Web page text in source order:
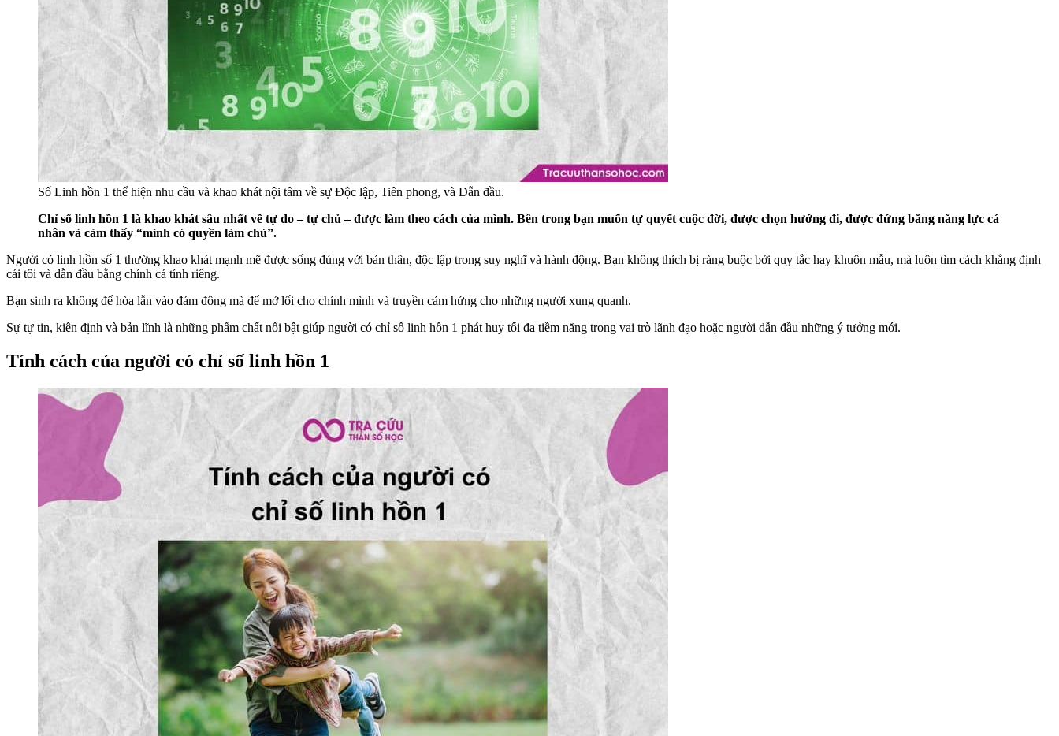
Số Linh hồn 1 thể hiện nhu cầu và khao khát nội tâm về sự Độc lập, Tiên phong, và Dẫn đầu.
Chỉ số linh hồn 1 là khao khát sâu nhất về tự do – tự chủ – được làm theo cách của mình. Bên trong bạn muốn tự quyết cuộc đời, được chọn hướng đi, được đứng bằng năng lực cá
nhân và cảm thấy “mình có quyền làm chủ”.
Người có linh hồn số 1 thường khao khát mạnh mẽ được sống đúng với bản thân, độc lập trong suy nghĩ và hành động. Bạn không thích bị ràng buộc bởi quy tắc hay khuôn mẫu, mà luôn tìm cách khẳng định
cái tôi và dẫn đầu bằng chính cá tính riêng.
Bạn sinh ra không để hòa lẫn vào đám đông mà để mở lối cho chính mình và truyền cảm hứng cho những người xung quanh.
Sự tự tin, kiên định và bản lĩnh là những phẩm chất nổi bật giúp người có chỉ số linh hồn 1 phát huy tối đa tiềm năng trong vai trò lãnh đạo hoặc người dẫn đầu những ý tưởng mới.
Tính cách của người có chỉ số linh hồn 1